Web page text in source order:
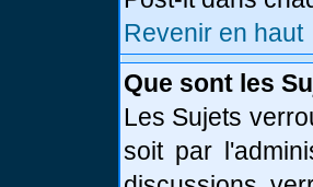
Revenir en haut
Que sont les
Les Sujets
soit par